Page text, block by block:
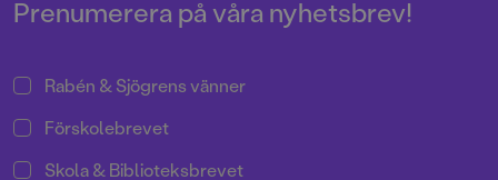
Prenumerera på våra nyhetsbrev!
Rabén & Sjögrens vänner
Förskolebrevet
Skola & Biblioteksbrevet